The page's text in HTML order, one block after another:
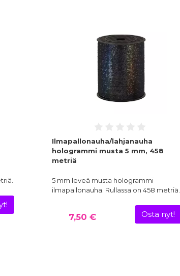
Ilmapallonauha/lahjanauha
hologrammi musta 5 mm, 458
metriä
5 mm leveä musta hologrammi
ilmapallonauha. Rullassa on 458 metriä.
7,50 € Osta nyt!